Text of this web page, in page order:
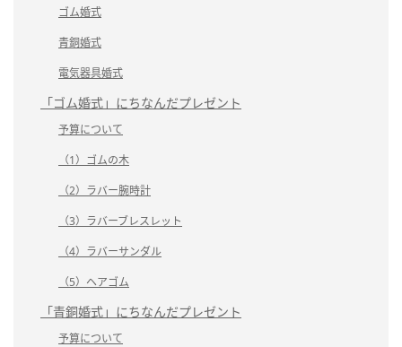
ゴム婚式
青銅婚式
電気器具婚式
「ゴム婚式」にちなんだプレゼント
予算について
（1）ゴムの木
（2）ラバー腕時計
（3）ラバーブレスレット
（4）ラバーサンダル
（5）ヘアゴム
「青銅婚式」にちなんだプレゼント
予算について